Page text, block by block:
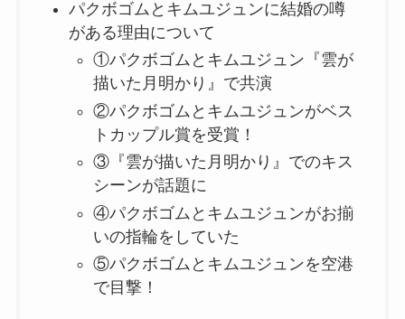
パクボゴムとキムユジュンに結婚の噂
がある理由について
①パクボゴムとキムユジュン『雲が
描いた月明かり』で共演
②パクボゴムとキムユジュンがベス
トカップル賞を受賞！
③『雲が描いた月明かり』でのキス
シーンが話題に
④パクボゴムとキムユジュンがお揃
いの指輪をしていた
⑤パクボゴムとキムユジュンを空港
で目撃！